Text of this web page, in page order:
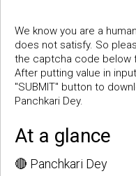
We know you are a
does not satisfy. So
the captcha code below
After putting value in
"SUBMIT" button to
Panchkari Dey.
At a glance
🔴 Panchkari Dey